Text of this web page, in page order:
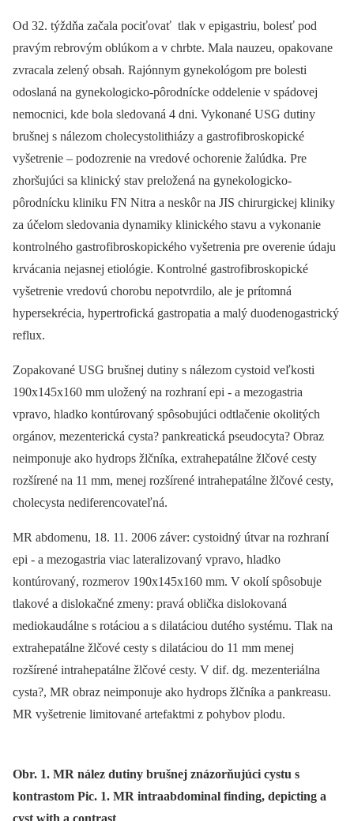
Od 32. týždňa začala pociťovať tlak v epigastriu, bolesť pod
pravým rebrovým oblúkom a v chrbte. Mala nauzeu, opakovane
zvracala zelený obsah. Rajónnym gynekológom pre bolesti
odoslaná na gynekologicko-pôrodnícke oddelenie v spádovej
nemocnici, kde bola sledovaná 4 dni. Vykonané USG dutiny
brušnej s nálezom cholecystolithiázy a gastrofibroskopické
vyšetrenie –⁠ podozrenie na vredové ochorenie žalúdka. Pre
zhoršujúci sa klinický stav preložená na gynekologicko-
pôrodnícku kliniku FN Nitra a neskôr na JIS chirurgickej kliniky
za účelom sledovania dynamiky klinického stavu a vykonanie
kontrolného gastrofibroskopického vyšetrenia pre overenie údaju
krvácania nejasnej etiológie. Kontrolné gastrofibroskopické
vyšetrenie vredovú chorobu nepotvrdilo, ale je prítomná
hypersekrécia, hypertrofická gastropatia a malý duodenogastrický
reflux.
Zopakované USG brušnej dutiny s nálezom cystoid veľkosti
190x145x160 mm uložený na rozhraní epi -⁠ a mezogastria
vpravo, hladko kontúrovaný spôsobujúci odtlačenie okolitých
orgánov, mezenterická cysta? pankreatická pseudocyta? Obraz
neimponuje ako hydrops žlčníka, extrahepatálne žlčové cesty
rozšírené na 11 mm, menej rozšírené intrahepatálne žlčové cesty,
cholecysta nediferencovateľná.
MR abdomenu, 18. 11. 2006 záver: cystoidný útvar na rozhraní
epi -⁠ a mezogastria viac lateralizovaný vpravo, hladko
kontúrovaný, rozmerov 190x145x160 mm. V okolí spôsobuje
tlakové a dislokačné zmeny: pravá oblička dislokovaná
mediokaudálne s rotáciou a s dilatáciou dutého systému. Tlak na
extrahepatálne žlčové cesty s dilatáciou do 11 mm menej
rozšírené intrahepatálne žlčové cesty. V dif. dg. mezenteriálna
cysta?, MR obraz neimponuje ako hydrops žlčníka a pankreasu.
MR vyšetrenie limitované artefaktmi z pohybov plodu.
Obr. 1. MR nález dutiny brušnej znázorňujúci cystu s
kontrastom Pic. 1. MR intraabdominal finding, depicting a